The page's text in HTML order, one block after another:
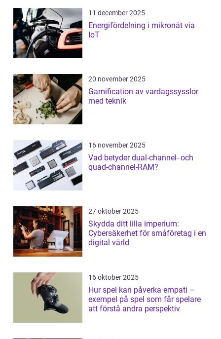
11 december 2025
Energifördelning i mikronät via
IoT
20 november 2025
Gamification av vardagssysslor
med teknik
16 november 2025
Vad betyder dual-channel- och
quad-channel-RAM?
27 oktober 2025
Skydda ditt lilla imperium:
Cybersäkerhet för småföretag i en
digital värld
16 oktober 2025
Hur spel kan påverka empati –
exempel på spel som får spelare
att förstå andra perspektiv